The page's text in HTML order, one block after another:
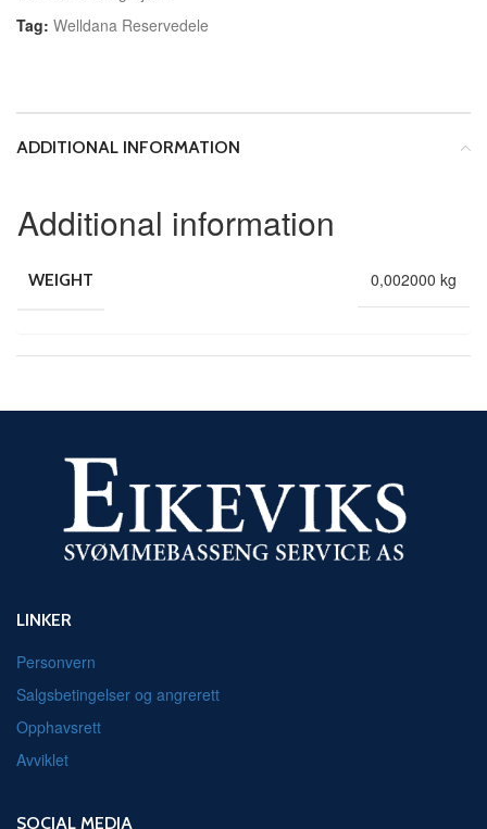
Tag: Welldana Reservedele
ADDITIONAL INFORMATION
Additional information
WEIGHT 0,002000 kg
LINKER
Personvern
Salgsbetingelser og angrerett
Opphavsrett
Avviklet
SOCIAL MEDIA